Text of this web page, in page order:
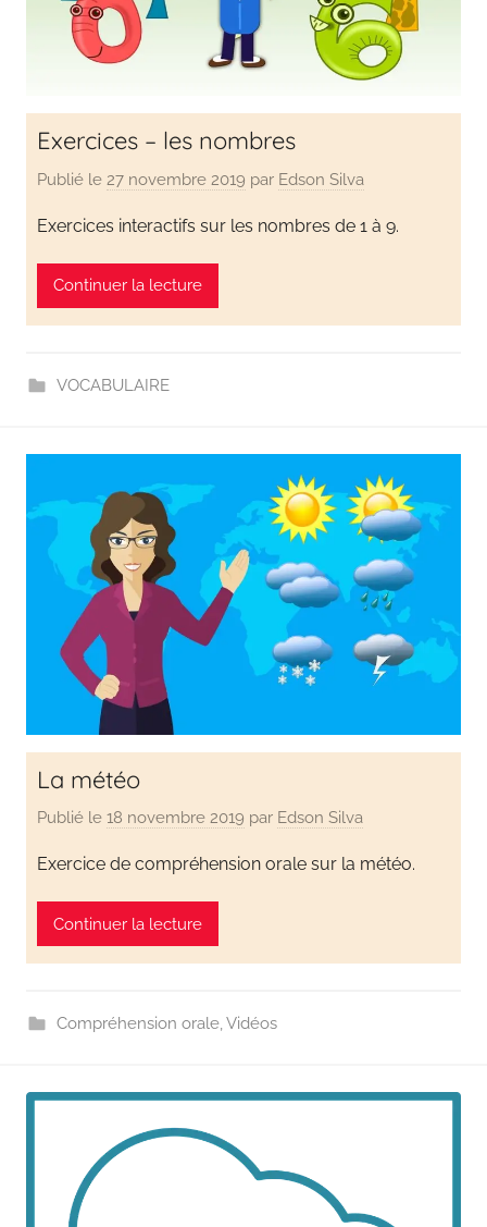
Exercices – les nombres
Publié le 27 novembre 2019 par Edson Silva
Exercices interactifs sur les nombres de 1 à 9.
Continuer la lecture
VOCABULAIRE
La météo
Publié le 18 novembre 2019 par Edson Silva
Exercice de compréhension orale sur la météo.
Continuer la lecture
Compréhension orale,Vidéos